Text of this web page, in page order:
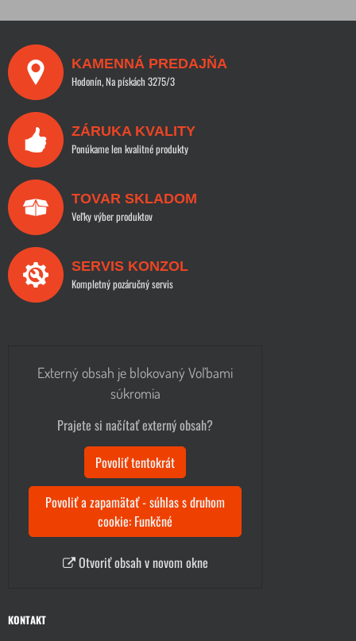
KAMENNÁ PREDAJŇA
Hodonín, Na pískách 3275/3
ZÁRUKA KVALITY
Ponúkame len kvalitné produkty
TOVAR SKLADOM
Veľky výber produktov
SERVIS KONZOL
Kompletný pozáručný servis
Externý obsah je blokovaný Voľbami
súkromia
Prajete si načítať externý obsah?
Povoliť tentokrát
Povoliť a zapamätať - súhlas s druhom
cookie: Funkčné
Otvoriť obsah v novom okne
KONTAKT